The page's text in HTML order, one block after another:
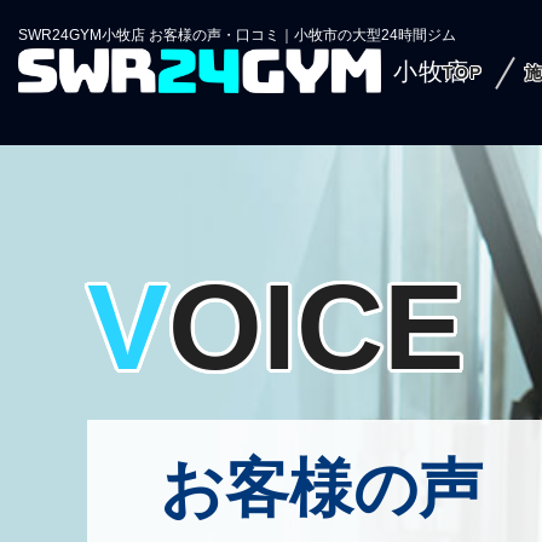
SWR24GYM小牧店 お客様の声・口コミ｜小牧市の大型24時間ジム
小牧店
TOP
VOICE
お客様の声